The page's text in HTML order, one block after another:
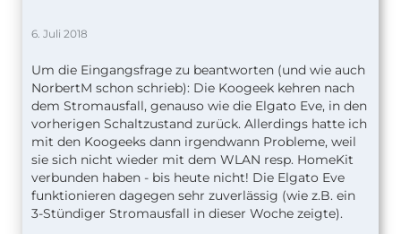
6. Juli 2018
Um die Eingangsfrage zu beantworten (und wie auch
NorbertM schon schrieb): Die Koogeek kehren nach
dem Stromausfall, genauso wie die Elgato Eve, in den
vorherigen Schaltzustand zurück. Allerdings hatte ich
mit den Koogeeks dann irgendwann Probleme, weil
sie sich nicht wieder mit dem WLAN resp. HomeKit
verbunden haben - bis heute nicht! Die Elgato Eve
funktionieren dagegen sehr zuverlässig (wie z.B. ein
3-Stündiger Stromausfall in dieser Woche zeigte).